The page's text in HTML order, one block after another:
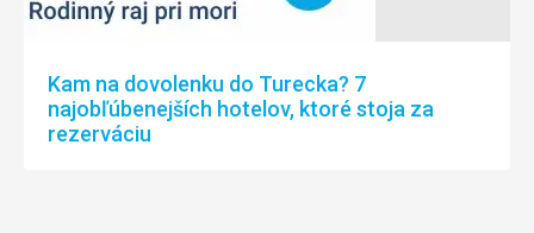
Kam na dovolenku do Turecka? 7
najobľúbenejších hotelov, ktoré stoja za
rezerváciu